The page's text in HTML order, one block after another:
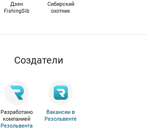
Дзен
FishingSib
Сибирский
охотник
Cоздатели
Разработано
компанией
Резольвента
Вакансии в
Резольвенте